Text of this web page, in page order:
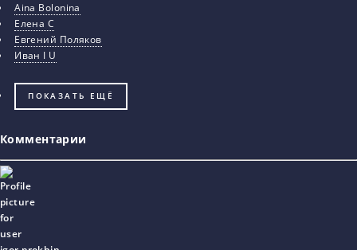
Aina Bolonina
Елена С
Евгений Поляков
Иван I U
ПОКАЗАТЬ ЕЩЁ
Комментарии